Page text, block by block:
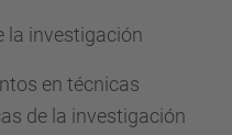
la investigación
en técnicas
de la investigación